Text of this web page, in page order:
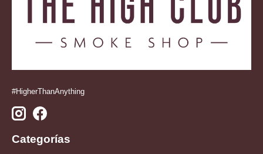
#HigherThanAnything
Categorías